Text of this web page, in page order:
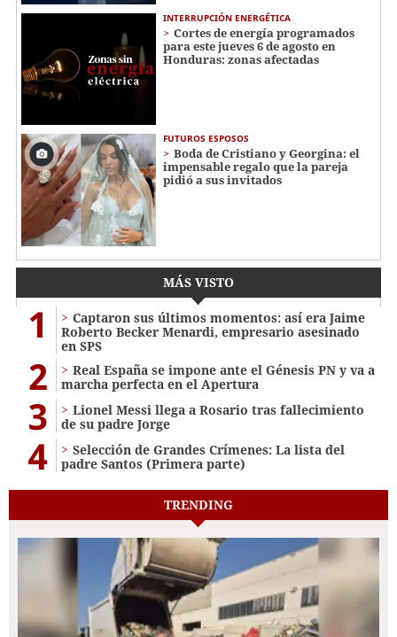
INTERRUPCIÓN ENERGÉTICA
Cortes de energía programados
para este jueves 6 de agosto en
Honduras: zonas afectadas
FUTUROS ESPOSOS
Boda de Cristiano y Georgina: el
impensable regalo que la pareja
pidió a sus invitados
MÁS VISTO
1
Captaron sus últimos momentos: así era Jaime
Roberto Becker Menardi​​​, empresario asesinado
en SPS
2
Real España se impone ante el Génesis PN y va a
marcha perfecta en el Apertura
3
Lionel Messi llega a Rosario tras fallecimiento
de su padre Jorge
4
Selección de Grandes Crímenes: La lista del
padre Santos (Primera parte)
TRENDING